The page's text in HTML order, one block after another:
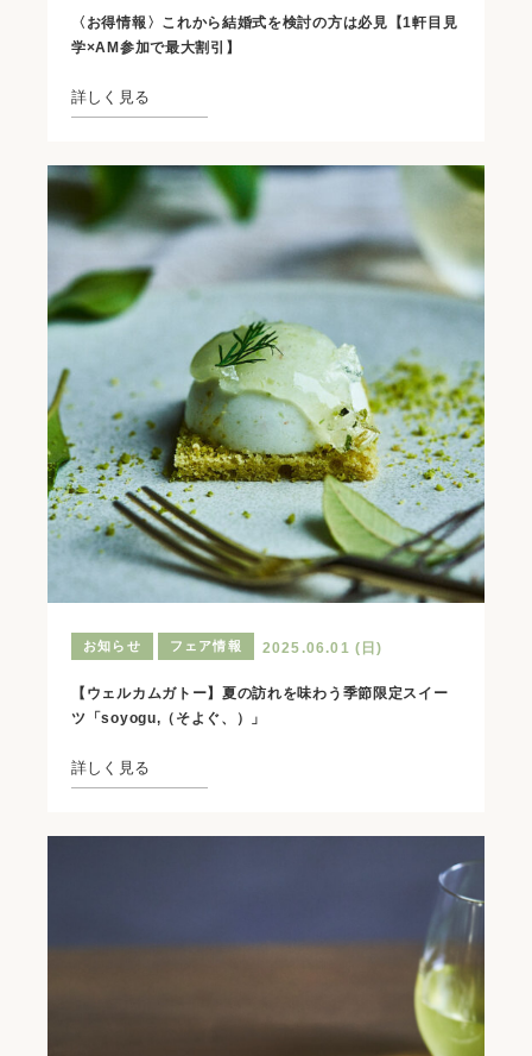
〈お得情報〉これから結婚式を検討の方は必見【1軒目見
学×AM参加で最大割引】
詳しく見る
お知らせ フェア情報 2025.06.01 (日)
【ウェルカムガトー】夏の訪れを味わう季節限定スイー
ツ「soyogu,（そよぐ、）」
詳しく見る